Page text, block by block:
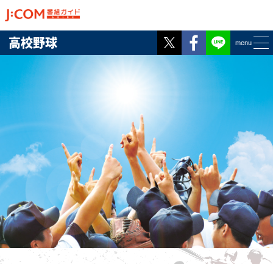
Twitter
Facebook
menu
高校野球